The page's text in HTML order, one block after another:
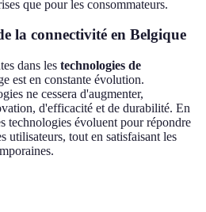
que pour les consommateurs.
la connectivité en Belgique
dans les technologies de
est en constante évolution.
ne cessera d'augmenter,
d'efficacité et de durabilité. En
technologies évoluent pour répondre
utilisateurs, tout en satisfaisant les